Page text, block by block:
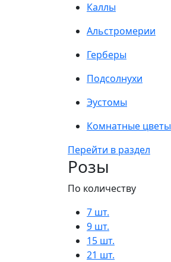
Каллы
Альстромерии
Герберы
Подсолнухи
Эустомы
Комнатные цветы
Перейти в раздел
Розы
По количеству
7 шт.
9 шт.
15 шт.
21 шт.